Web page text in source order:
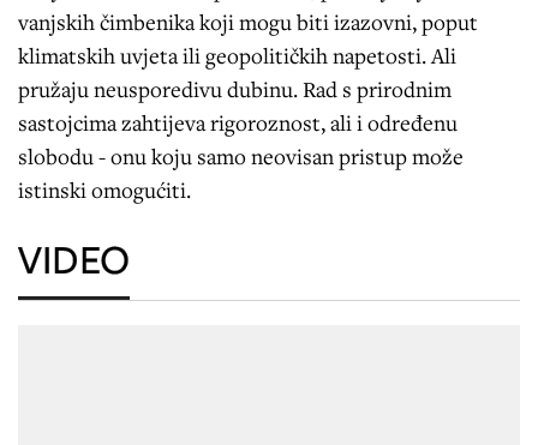
vanjskih čimbenika koji mogu biti izazovni, poput
klimatskih uvjeta ili geopolitičkih napetosti. Ali
pružaju neusporedivu dubinu. Rad s prirodnim
sastojcima zahtijeva rigoroznost, ali i određenu
slobodu - onu koju samo neovisan pristup može
istinski omogućiti.
VIDEO